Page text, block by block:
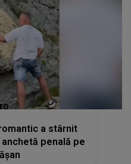
a stârnit
penală pe